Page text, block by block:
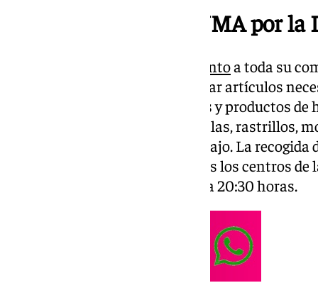
Llamamiento en la UMA por la
llamamientoa toda su
ciudadanía en general para donar artículos
agua, comida envasada, mantas y productos
material especializado como palas, rastrillos,
señalización y vestuario de trabajo. La
cabo en las conserjerías de todos los centros
martes 5 de noviembre, de 8:30 a 20:30 horas.